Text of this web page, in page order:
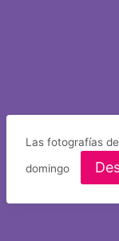
Las fotografías
domingo